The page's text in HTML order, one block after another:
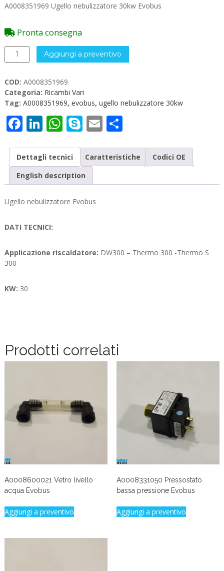
A0008351969 Ugello nebulizzatore 30kw Evobus
Pronta consegna
A0008351969
Ugello
Evobus
quantità
Aggiungi a preventivo
COD: A0008351969
Categoria: Ricambi Vari
Tag: A0008351969, evobus, ugello nebulizzatore 30kw
Facebook
LinkedIn
WhatsApp
Skype
EmailCondividi
Dettagli tecnici Caratteristiche
Codici OE
English description
Ugello nebulizzatore Evobus
DATI TECNICI:
Applicazione riscaldatore: DW300 – Thermo 300 -Thermo S
300
KW: 30
Prodotti correlati
A0008600021 Vetro livello
acqua Evobus
Aggiungi a preventivo
A0008331050 Pressostato
bassa pressione Evobus
Aggiungi a preventivo